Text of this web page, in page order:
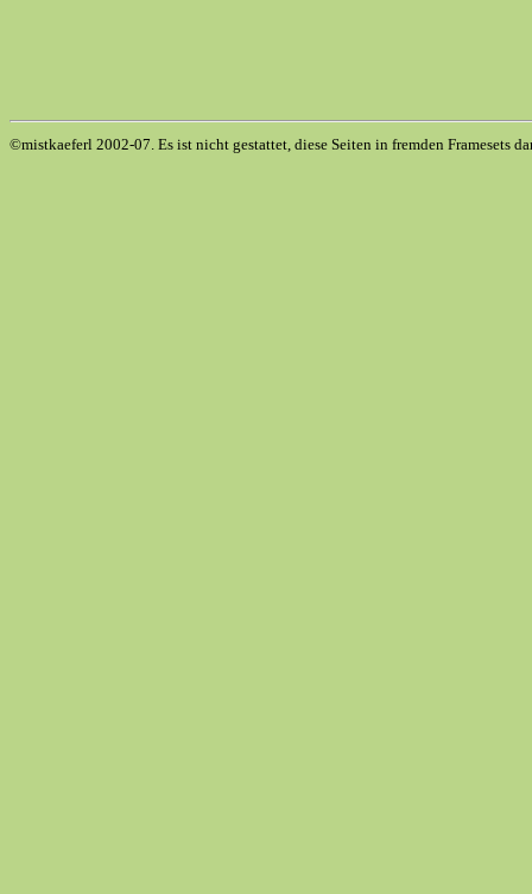
©mistkaeferl 2002-07. Es ist nicht gestattet, diese Seiten in fremden Framesets